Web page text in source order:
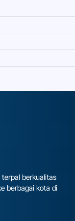
berkualitas
berbagai kota di